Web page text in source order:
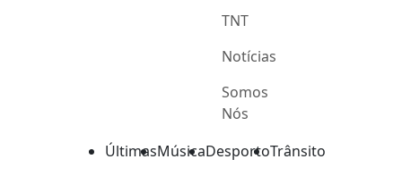
TNT
Notícias
Somos
Nós
ÚltimasMúsicaDesportoTrânsito